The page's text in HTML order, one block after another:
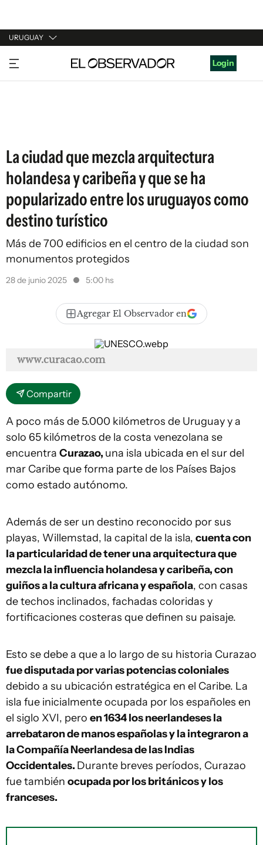
URUGUAY
URUGUAY
ARGENTINA
Login
La ciudad que mezcla arquitectura
holandesa y caribeña y que se ha
popularizado entre los uruguayos como
destino turístico
Más de 700 edificios en el centro de la ciudad son
monumentos protegidos
28 de junio 2025 5:00 hs
Agregar El Observador en
www.curacao.com
Compartir
A poco más de 5.000 kilómetros de Uruguay y a
solo 65 kilómetros de la costa venezolana se
encuentra Curazao, una isla ubicada en el sur del
mar Caribe que forma parte de los Países Bajos
como estado autónomo.
Además de ser un destino reconocido por sus
playas, Willemstad, la capital de la isla, cuenta con
la particularidad de tener una arquitectura que
mezcla la influencia holandesa y caribeña, con
guiños a la cultura africana y española, con casas
de techos inclinados, fachadas coloridas y
fortificaciones costeras que definen su paisaje.
Esto se debe a que a lo largo de su historia Curazao
fue disputada por varias potencias coloniales
debido a su ubicación estratégica en el Caribe. La
isla fue inicialmente ocupada por los españoles en
el siglo XVI, pero en 1634 los neerlandeses la
arrebataron de manos españolas y la integraron a
la Compañía Neerlandesa de las Indias
Occidentales. Durante breves períodos, Curazao
fue también ocupada por los británicos y los
franceses.